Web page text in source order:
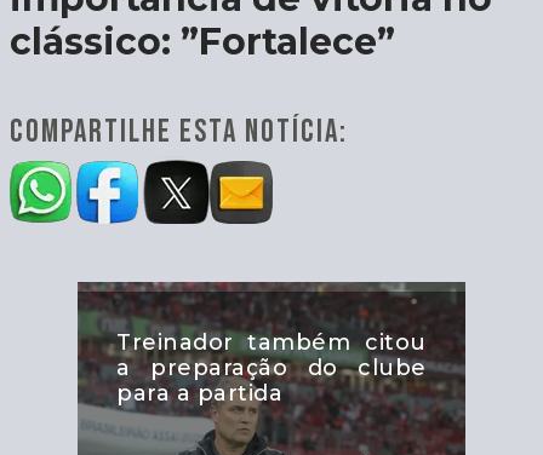
clássico: ”Fortalece”
COMPARTILHE ESTA NOTÍCIA:
Treinador também citou
a preparação do clube
para a partida